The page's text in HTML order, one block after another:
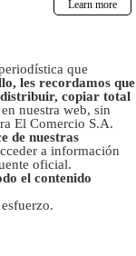
que
les recordamos que
copiar total
nuestra web, sin
El Comercio S.A.
de nuestras
a información
oficial.
el contenido